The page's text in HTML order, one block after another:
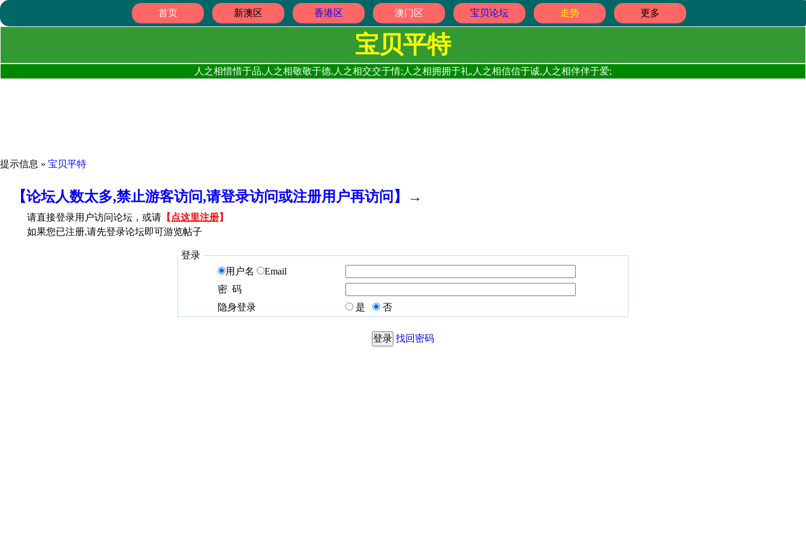
首页 新澳区 香港区 澳门区 宝贝论坛 走势 更多
宝贝平特
人之相惜惜于品,人之相敬敬于德,人之相交交于情;人之相拥拥于礼,人之相信信于诚,人之相伴伴于爱;
提示信息 » 宝贝平特
【论坛人数太多,禁止游客访问,请登录访问或注册用户再访问】→
请直接登录用户访问论坛，或请 【 点这里注册】
如果您已注册,请先登录论坛即可游览帖子
登录
用户名
Email
密 码
隐身登录
是 否
找回密码